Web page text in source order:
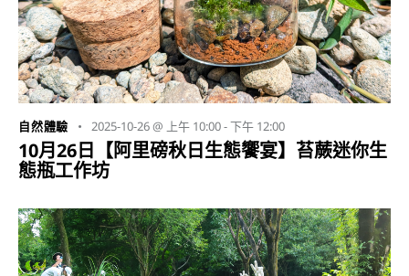
自然體驗 2025-10-26 @ 上午 10:00-下午 12:00
10月26日【阿里磅秋日生態饗宴】苔蕨迷你生
態瓶工作坊